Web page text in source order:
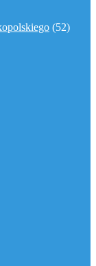
(52)